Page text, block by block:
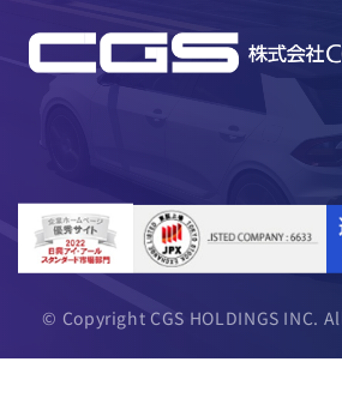
© Copyright CGS HOLDINGS INC.